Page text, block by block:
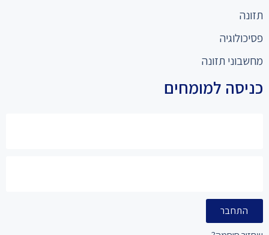
תזונה
פסיכולוגיה
מחשבוני תזונה
כניסה למומחים
התחבר